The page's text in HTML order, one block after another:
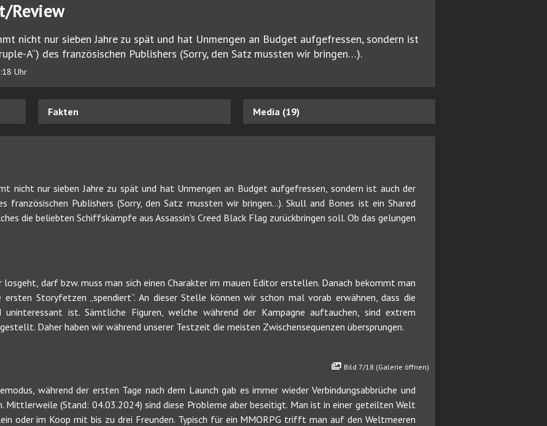
Review
nicht nur sieben Jahre zu spät und hat Unmengen an Budget aufgefressen, sondern ist
A“) des französischen Publishers (Sorry, den Satz mussten wir bringen…).
Uhr
Fakten Media (19)
nicht nur sieben Jahre zu spät und hat Unmengen an Budget aufgefressen, sondern ist auch der
französischen Publishers (Sorry, den Satz mussten wir bringen…). Skull and Bones ist ein Shared
die beliebten Schiffskämpfe aus Assassin's Creed Black Flag zurückbringen soll. Ob das gelungen
darf bzw. muss man sich einen Charakter im mauen Editor erstellen. Danach bekommt man
ersten Storyfetzen „spendiert“. An dieser Stelle können wir schon mal vorab erwähnen, dass die
ist. Sämtliche Figuren, welche während der Kampagne auftauchen, sind extrem
Daher haben wir während unserer Testzeit die meisten Zwischensequenzen übersprungen.
Bild 7/18 (Galerie öffnen)
während der ersten Tage nach dem Launch gab es immer wieder Verbindungsabbrüche und
Mittlerweile (Stand: 04.03.2024) sind diese Probleme aber beseitigt. Man ist in einer geteilten Welt
oder im Koop mit bis zu drei Freunden. Typisch für ein MMORPG trifft man auf den Weltmeeren